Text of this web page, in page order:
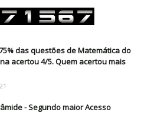
das questões de Matemática do
acertou 4/5. Quem acertou mais
- Segundo maior Acesso